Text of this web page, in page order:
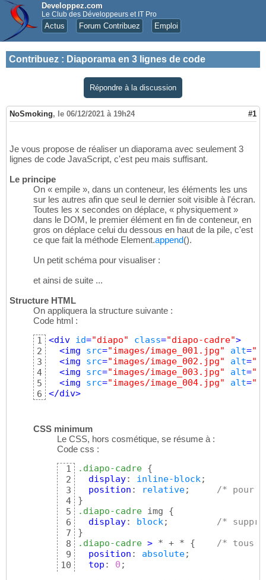
Developpez.com
Le Club des Développeurs et IT Pro
Actus Forum Contribuez Emploi
Contribuez : Diaporama en 3 lignes de code
Répondre à la discussion
NoSmoking, le 06/12/2021 à 19h24 #1
Je vous propose de réaliser un diaporama avec seulement 3
lignes de code JavaScript, c'est peu mais suffisant.
Le principe
On « empile », dans un conteneur, les éléments les uns
sur les autres afin que seul le dernier soit visible à l'écran.
Toutes les x secondes on déplace, « physiquement »
dans le DOM, le premier élément en fin de conteneur, en
gros on déplace celui du dessous en haut de la pile, c'est
ce que fait la méthode Element.append().
Un petit schéma pour visualiser :
et ainsi de suite ...
Structure HTML
On appliquera la structure suivante :
Code html :
1
2
3
4
5
6
<div id="diapo" class="diapo-cadre">
<img src="images/image_001.jpg" alt=""
<img src="images/image_002.jpg" alt=""
<img src="images/image_003.jpg" alt=""
<img src="images/image_004.jpg" alt=""
</div>
CSS minimum
Le CSS, hors cosmétique, se résume à :
Code css :
1
2
3
4
5
6
7
8
9
10
.diapo-cadre {
display: inline-block;
position : relative; /* pour
}
.diapo-cadre img {
display: block; /*
}
.diapo-cadre > * + * {
/* tous
position : absolute;
top : 0 ;